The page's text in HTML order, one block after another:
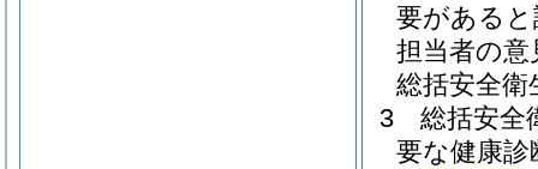
要がある
担当者の
総括安全
3
総括安全
要な健康